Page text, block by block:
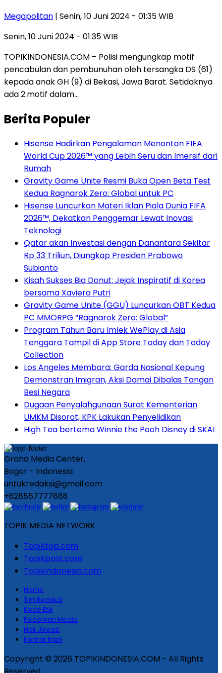
Megapolitan | Senin, 10 Juni 2024 - 01:35 WIB
Senin, 10 Juni 2024 - 01:35 WIB
TOPIKINDONESIA.COM – Polisi mengungkap motif
pencabulan dan pembunuhan oleh tersangka DS (61)
kepada anak GH (9) di Bekasi, Jawa Barat. Setidaknya
ada 2.motif dalam…
Berita Populer
Hisense Hadirkan Pengalaman Menonton FIFA
World Cup 2026™ yang Lebih Seru dan Imersif dari
Rumah
Gravity Game Unite Resmi Buka Open Beta Test
Kedua Ragnarok Zero: Global untuk PC
Hisense Luncurkan Materi Iklan Piala Dunia FIFA
2026™, Dekatkan Penggemar Lewat Inovasi
Teknologi
Qatar akan Investasi dengan Danantara Sekitar
Rp 33 Triliun, Diungkap Presiden Prabowo
Subianto
Kisah Sukses Bia Donut: Jejak Inspiratif di Korea
bersama Xaviera Putri
Gravity Game Unite (GGU) Luncurkan OBT Kedua
PC MMORPG “Ragnarok Zero: Global”
Program Tahun Baru Imlek WePlay di Asia
Tenggara Tampil di App Store Today dan Today
Collection
Los Angeles Membara: Garda Nasional Kepung
Demonstran Imigran, Aksi Damai Dibalas Tangan
Besi Negara
Dugaan Penyalahgunaan Surat Kementerian
UMKM Disorot, KPK Lakukan Penyelidikan
High Tea bertema Winnie the Pooh Disney di SKAI
Graha Media Center,
Bogor - Indonesia
untukredaksi@gmail.com
+628557777888
TOPIK MEDIA NETWORK
Topiktop.com
Topikpost.com
Topikindonesia.com
Home
Tim Redaksi
Kode Etik
Pedoman Media
Hak Jawab
Kontak Iklan
Copyright © 2026 TOPIKINDONESIA.COM - All Rights